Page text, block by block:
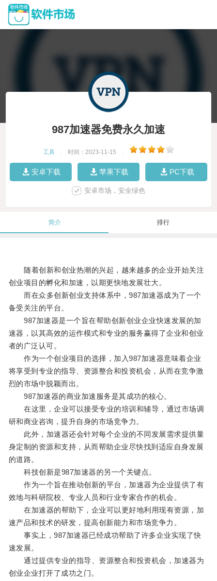
987加速器免费永久加速
工具 时间：2023-11-15
安卓下载 苹果下载 PC下载
安卓市场，安全绿色
简介 排行
随着创新和创业热潮的兴起，越来越多的企业开始关注
创业项目的孵化和加速，以期更快地发展壮大。
而在众多创新创业支持体系中，987加速器成为了一个
备受关注的平台。
987加速器是一个旨在帮助创新创业企业快速发展的加
速器，以其高效的运作模式和专业的服务赢得了企业和创业
者的广泛认可。
作为一个创业项目的选择，加入987加速器意味着企业
将享受到专业的指导、资源整合和投资机会，从而在竞争激
烈的市场中脱颖而出。
987加速器的商业加速服务是其成功的核心。
在这里，企业可以接受专业的培训和辅导，通过市场调
研和商业咨询，提升自身的市场竞争力。
此外，加速器还会针对每个企业的不同发展需求提供量
身定制的资源和支持，从而帮助企业尽快找到适应自身发展
的道路。
科技创新是987加速器的另一个关键点。
作为一个旨在推动创新的平台，加速器为企业提供了有
效地与科研院校、专业人员和行业专家合作的机会。
在加速器的帮助下，企业可以更好地利用现有资源，加
速产品和技术的研发，提高创新能力和市场竞争力。
事实上，987加速器已经成功帮助了许多企业实现了快
速发展。
通过提供专业的指导、资源整合和投资机会，加速器为
创业企业打开了成功之门。